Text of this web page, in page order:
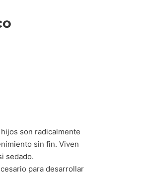
son radicalmente
sin fin. Viven
sedado.
para desarrollar